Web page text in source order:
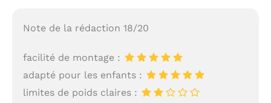
Note de la rédaction 18/20
facilité de montage :
adapté pour les enfants :
limites de poids claires :